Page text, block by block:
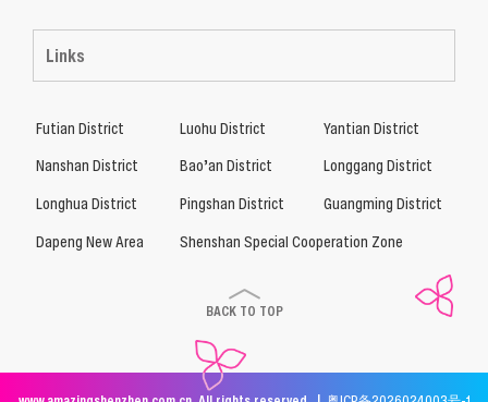
Links
Futian District Luohu District
Yantian District
Nanshan District
Bao’an District
Longgang District
Longhua District
Pingshan District
Guangming District
Dapeng New Area
Shenshan Special Cooperation Zone
BACK TO TOP